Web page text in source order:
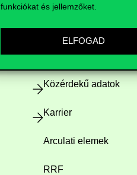
funkciókat és jellemzőket.
ELFOGAD
Nyitvatartás
Házirend
Közérdekű adatok
Karrier
Arculati elemek
RRF